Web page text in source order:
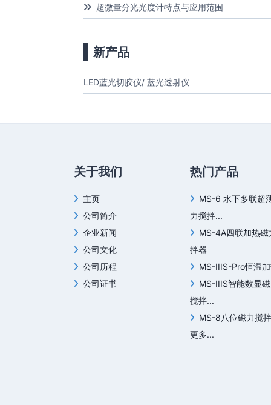
超微量分光光度计特点与应用范围
新产品
LED蓝光切胶仪/ 蓝光透射仪
关于我们
主页
公司简介
企业新闻
公司文化
公司历程
公司证书
热门产品
MS-6 水下多联超
力搅拌...
MS-4A四联加热磁
拌器
MS-IIIS-Pro恒温
MS-IIIS智能数显
搅拌...
MS-8八位磁力搅
更多...